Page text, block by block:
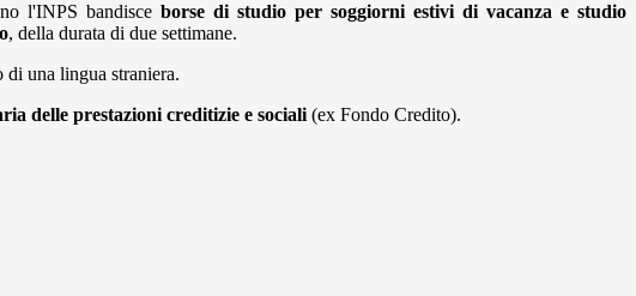
l'INPS bandisce borse di studio per soggiorni estivi di vacanza e studio
, della durata di due settimane.
una lingua straniera.
delle prestazioni creditizie e sociali (ex Fondo Credito).